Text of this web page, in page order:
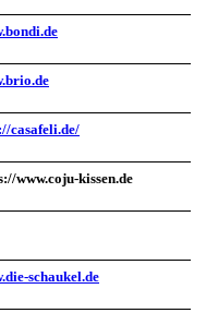
casafeli.de/
www.coju-kissen.de
schaukel.de